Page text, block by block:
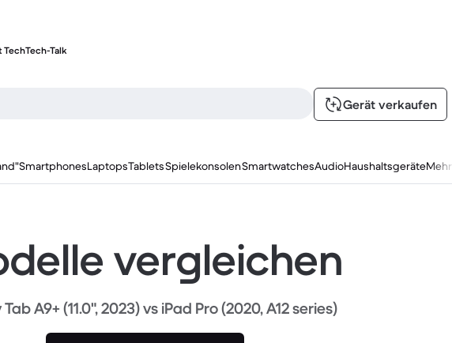
TechTech-Talk
Gerät verkaufen
SmartphonesLaptopsTabletsSpielekonsolenSmartwatchesAudioHaushaltsgeräteMehr
vergleichen
A9+ (11.0", 2023) vs iPad Pro (2020, A12 series)